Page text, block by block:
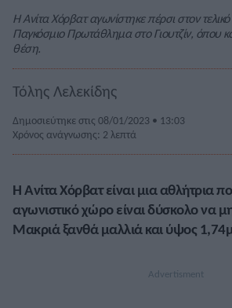
Η Ανίτα Χόρβατ αγωνίστηκε πέρσι στον
Παγκόσμιο Πρωτάθλημα στο Γιουτζίν, όπου
θέση.
Τόλης Λελεκίδης
Δημοσιεύτηκε στις 08/01/2023 • 13:03
Χρόνος ανάγνωσης: 2 λεπτά
Η Ανίτα Χόρβατ είναι μια αθλήτρια
αγωνιστικό χώρο είναι δύσκολο να
Μακριά ξανθά μαλλιά και ύψος